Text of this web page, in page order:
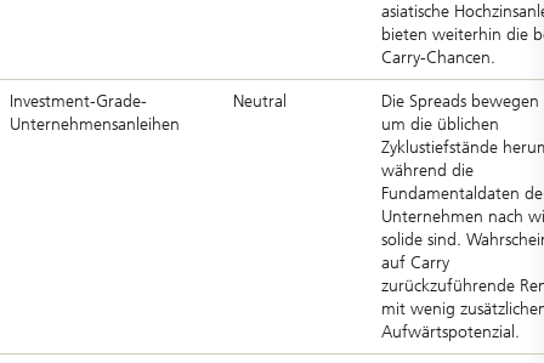
asiatische
bieten weiterhin die
Carry-Chancen.
Investment-Grade-
Unternehmensanleihen
Neutral
Die Spreads bewegen
um die üblichen
Zyklustiefstände
während die
Fundamentaldaten
Unternehmen nach
solide sind.
auf Carry
zurückzuführende
mit wenig
Aufwärtspotenzial.